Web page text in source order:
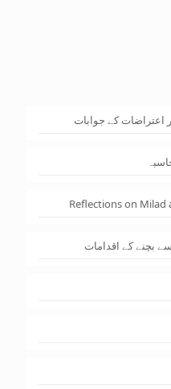
اعتراضات کے جوابات
Reflections on Milad
بچنے کے اقدامات